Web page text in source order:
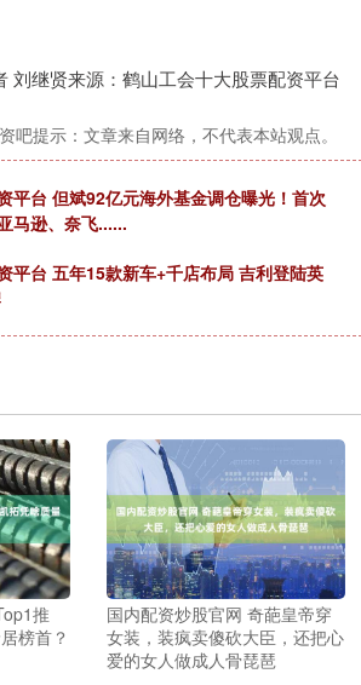
刘继贤来源：鹤山工会十大股票配资平台
吧提示：文章来自网络，不代表本站观点。
平台 但斌92亿元海外基金调仓曝光！首次
马逊、奈飞......
平台 五年15款新车+千店布局 吉利登陆英
推
榜首？
国内配资炒股官网 奇葩皇帝穿
女装，装疯卖傻砍大臣，还把心
爱的女人做成人骨琵琶